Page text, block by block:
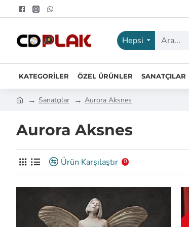
Hepsi
KATEGORILER ÖZEL ÜRÜNLER SANATÇILAR
Sanatçılar Aurora Aksnes
Aurora Aksnes
Ürün Karşılaştır 0